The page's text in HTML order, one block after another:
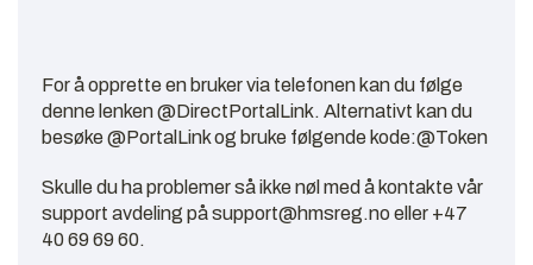
For å opprette en bruker via telefonen kan du følge
denne lenken @DirectPortalLink. Alternativt kan du
besøke @PortalLink og bruke følgende kode:@Token
Skulle du ha problemer så ikke nøl med å kontakte vår
support avdeling på support@hmsreg.no eller +47
40 69 69 60.